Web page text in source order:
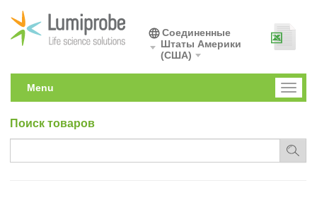
Соединенные
Штаты Америки
(США)
Toggle
Menu
Поиск товаров